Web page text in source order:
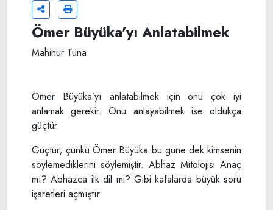
Ömer Büyüka'yı Anlatabilmek
Mahinur Tuna
Ömer Büyüka’yı anlatabilmek için onu çok iyi
anlamak gerekir. Onu anlayabilmek ise oldukça
güçtür.
Güçtür; çünkü Ömer Büyüka bu güne dek kimsenin
söylemediklerini söylemiştir. Abhaz Mitolojisi Anaç
mı? Abhazca ilk dil mi? Gibi kafalarda büyük soru
işaretleri açmıştır.